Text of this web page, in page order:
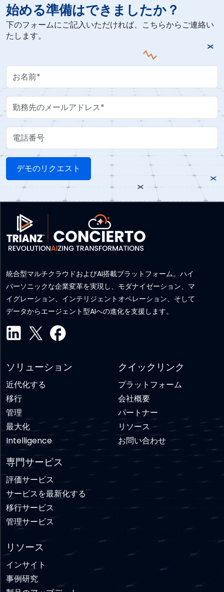
始める準備はできましたか？
下のフォームにご記入いただければ、こちらからご連絡い
たします。
Your Name
Work Email
電話番号
統合型マルチクラウドおよびAI搭載プラットフォーム。ハイ
パーソニックな企業変革を実現し、モダナイゼーション、マ
イグレーション、インテリジェントオペレーション、そして
データからエージェント型AIへの進化を支援します。
ソリューション
近代化する
移行
管理
最大化
Intelligence
専門サービス
評価サービス
サービスを最新化する
移行サービス
管理サービス
クイックリンク
プラットフォーム
会社概要
パートナー
リソース
お問い合わせ
リソース
インサイト
事例研究